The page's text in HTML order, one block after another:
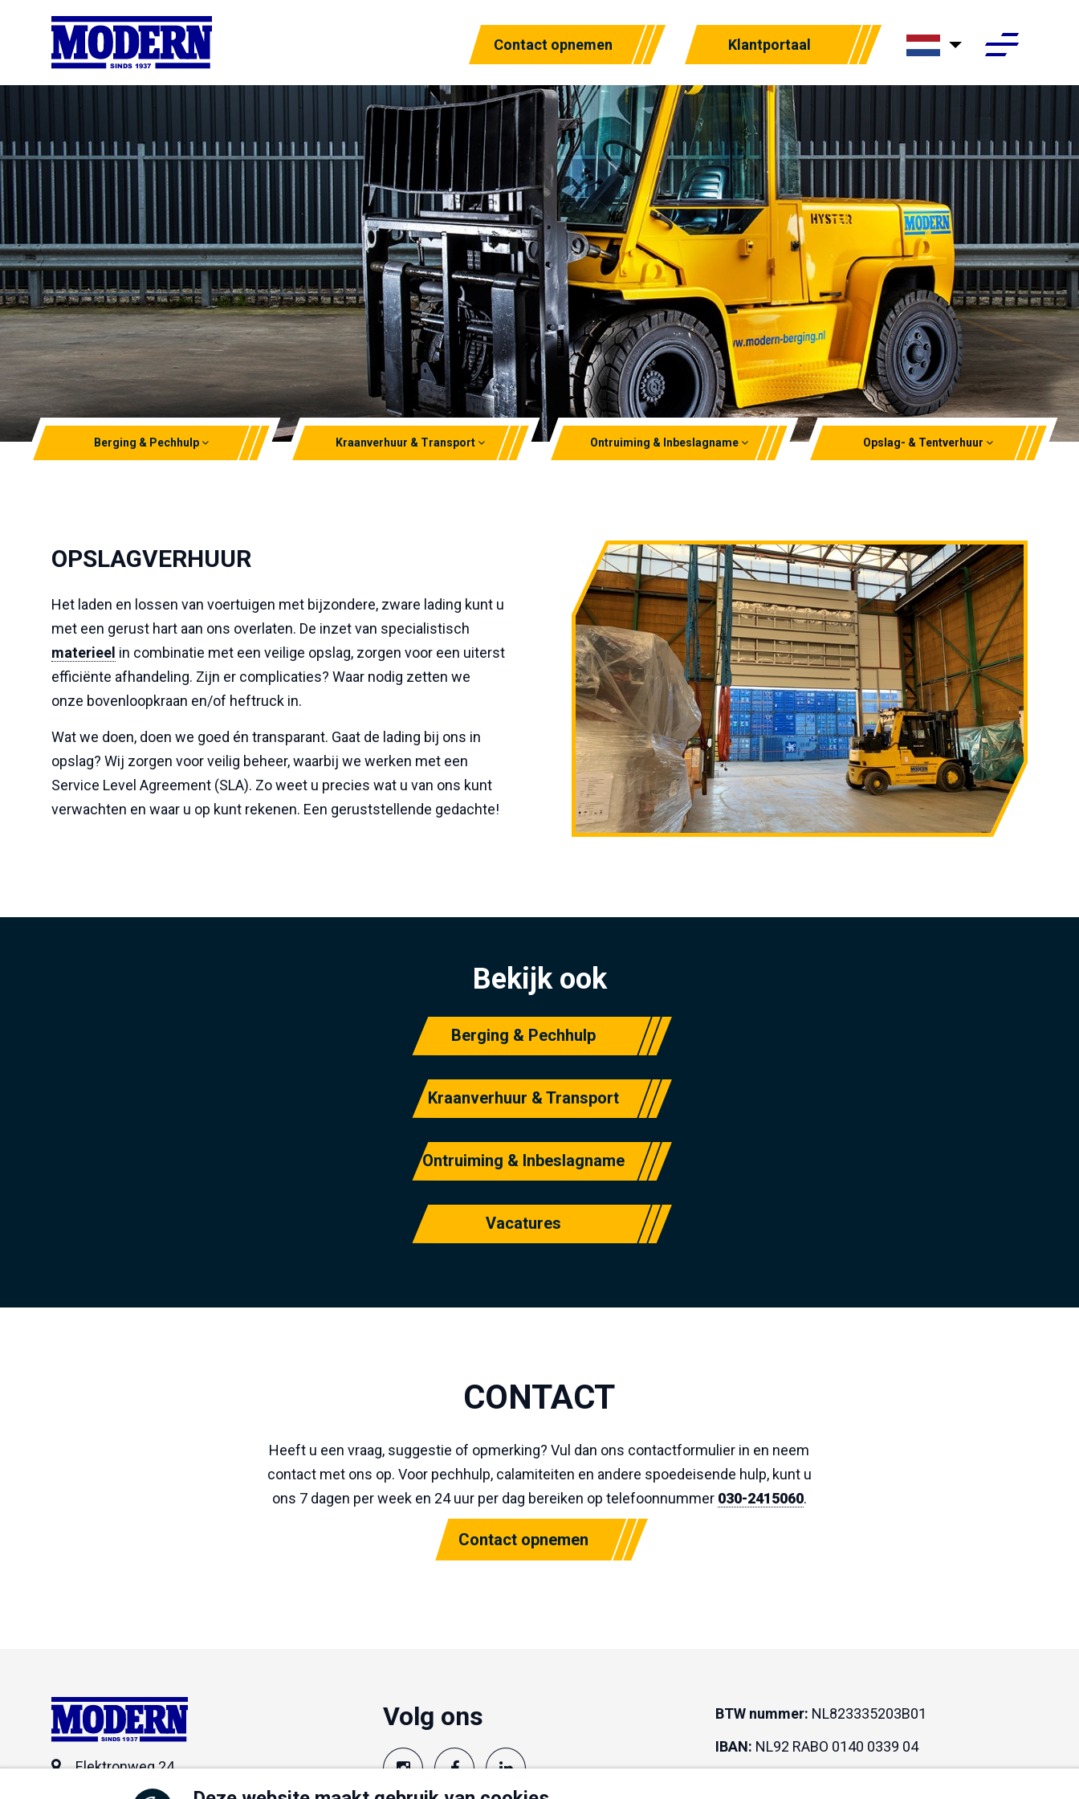
SINDS 1937
Contact opnemen Klantportaal
Berging & Pechhulp
Waterdompelcontainer (ev)
Kraanverhuur & Transport Ontruiming & Inbeslagname
Lithium-ion ontruiming
Opslag- & Tentverhuur
EPT verhuur
OPSLAGVERHUUR
Het laden en lossen van voertuigen met bijzondere, zware lading kunt u
met een gerust hart aan ons overlaten. De inzet van specialistisch
materieel in combinatie met een veilige opslag, zorgen voor een uiterst
efficiënte afhandeling. Zijn er complicaties? Waar nodig zetten we
onze bovenloopkraan en/of heftruck in.
Wat we doen, doen we goed én transparant. Gaat de lading bij ons in
opslag? Wij zorgen voor veilig beheer, waarbij we werken met een
Service Level Agreement (SLA). Zo weet u precies wat u van ons kunt
verwachten en waar u op kunt rekenen. Een geruststellende gedachte!
Bekijk ook
Berging & Pechhulp
Kraanverhuur & Transport
Ontruiming & Inbeslagname
Vacatures
CONTACT
Heeft u een vraag, suggestie of opmerking? Vul dan ons contactformulier in en neem
contact met ons op. Voor pechhulp, calamiteiten en andere spoedeisende hulp, kunt u
ons 7 dagen per week en 24 uur per dag bereiken op telefoonnummer 030-2415060.
Contact opnemen
SINDS 1937
Elektronweg 24
3542 AC Utrecht
Volg ons BTW nummer: NL823335203B01
IBAN: NL92 RABO 0140 0339 04